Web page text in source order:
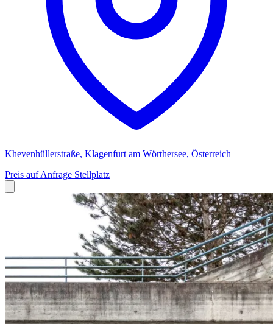
Khevenhüllerstraße, Klagenfurt am Wörthersee, Österreich
Preis auf Anfrage Stellplatz